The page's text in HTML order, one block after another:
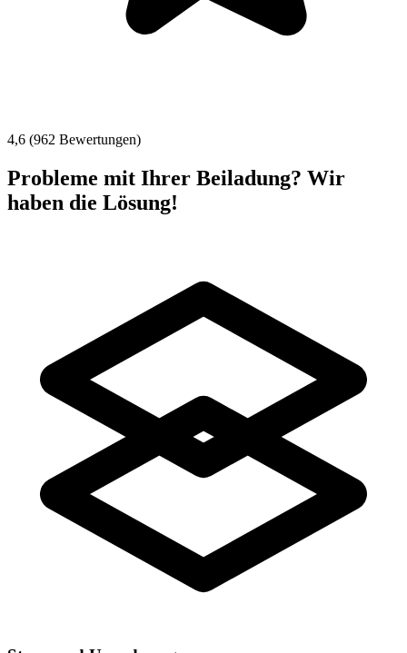
4,6 (962 Bewertungen)
Probleme mit Ihrer Beiladung? Wir
haben die Lösung!